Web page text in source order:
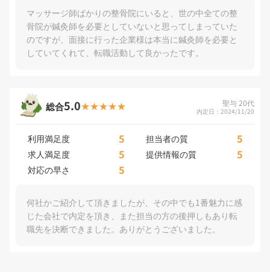
マッサージ師ばかりの整骨院にいると、世の中全ての整
骨院が鍼灸師を必要としていないと思ってしまっていた
のですが、面接に行った企業様は本当に鍼灸師を必要と
していてくれて、転職活動して良かったです。
総合5.0 聖与 20代
内定日：2024/11/20
利用満足度 5 担当者の質 5
求人満足度 5 提供情報の質 5
対応の早さ 5
何社かご紹介して頂きましたが、その中でも1番魅力に感
じた会社で内定を頂き、また担当の方の後押しもあり転
職先を決断できました。ありがとうございました。